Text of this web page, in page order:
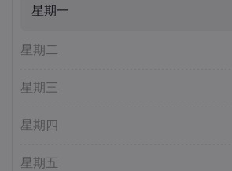
星期一
星期二
星期三
星期四
星期五